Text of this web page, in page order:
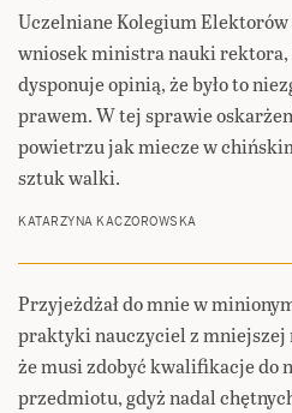
Uczelniane Kolegium Elektorów
wniosek ministra nauki rektora,
dysponuje opinią, że było to
prawem. W tej sprawie
powietrzu jak miecze w
sztuk walki.
KATARZYNA KACZOROWSKA
Przyjeżdżał do mnie w
praktyki nauczyciel z mniejszej
że musi zdobyć kwalifikacje do
przedmiotu, gdyż nadal